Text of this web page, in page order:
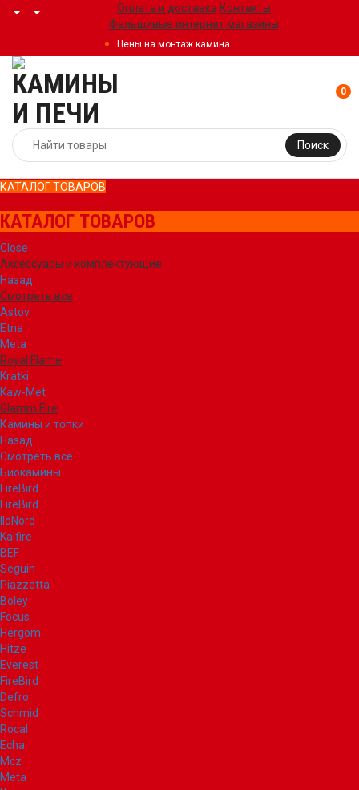
Оплата и доставка Контакты
Фальшивые интернет магазины
Цены на монтаж камина
Поиск
0
КАТАЛОГ ТОВАРОВ
КАТАЛОГ ТОВАРОВ
Close
Аксессуары и комплектующие
Назад
Смотреть все
Astov
Etna
Meta
Royal Flame
Kratki
Kaw-Met
Glamm Fire
Камины и топки
Назад
Смотреть все
Биокамины
FireBird
FireBird
IldNord
Kalfire
BEF
Seguin
Piazzetta
Boley
Focus
Hergom
Hitze
Everest
FireBird
Defro
Schmid
Rocal
Echa
Mcz
Meta